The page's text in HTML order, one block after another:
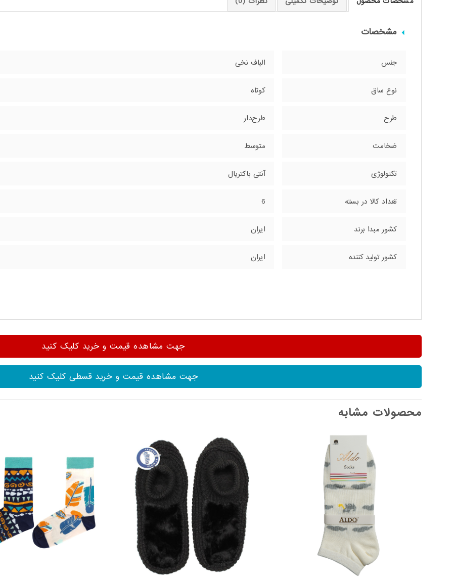
مشخصات
جنس الیاف نخی
نوع ساق کوتاه
طرح طرح‌دار
ضخامت متوسط
تکنولوژی آنتی باکتریال
تعداد کالا در بسته 6
کشور مبدا برند ایران
کشور تولید کننده ایران
جهت مشاهده قیمت و خرید کلیک کنید
جهت مشاهده قیمت و خرید قسطی کلیک کنید
محصولات مشابه